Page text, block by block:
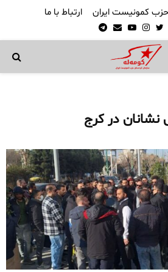
کمونیست ایران ارتباط با ما
Twitter
Instagram
Youtube
Email
Telegram
در کرج